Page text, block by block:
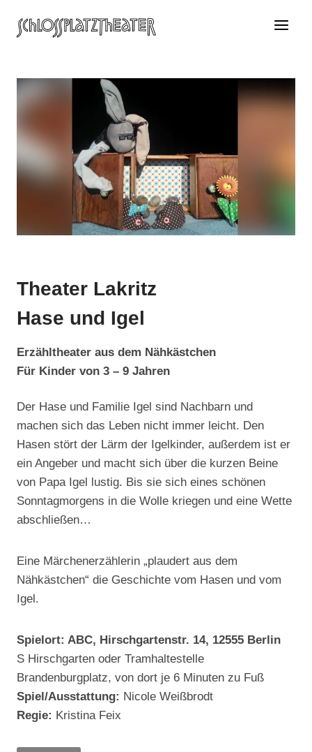
Inhalt
Theater Lakritz
Hase und Igel
Erzähltheater aus dem Nähkästchen
Für Kinder von 3 – 9 Jahren
Der Hase und Familie Igel sind Nachbarn und
machen sich das Leben nicht immer leicht. Den
Hasen stört der Lärm der Igelkinder, außerdem ist er
ein Angeber und macht sich über die kurzen Beine
von Papa Igel lustig. Bis sie sich eines schönen
Sonntagmorgens in die Wolle kriegen und eine Wette
abschließen…
Eine Märchenerzählerin „plaudert aus dem
Nähkästchen“ die Geschichte vom Hasen und vom
Igel.
Spielort: ABC, Hirschgartenstr. 14, 12555 Berlin
S Hirschgarten oder Tramhaltestelle
Brandenburgplatz, von dort je 6 Minuten zu Fuß
Spiel/Ausstattung: Nicole Weißbrodt
Regie: Kristina Feix